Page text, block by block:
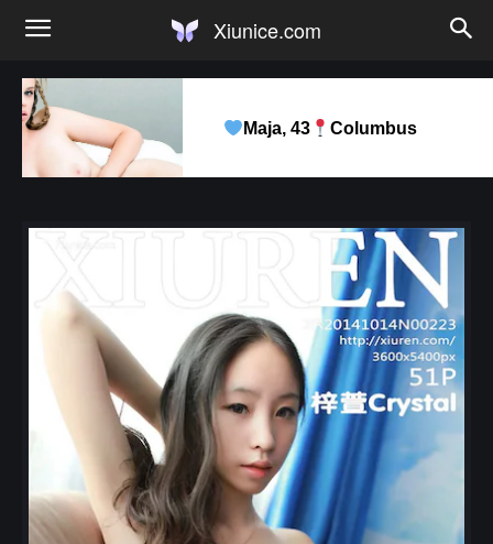
Xiunice.com
Maja, 43 Columbus